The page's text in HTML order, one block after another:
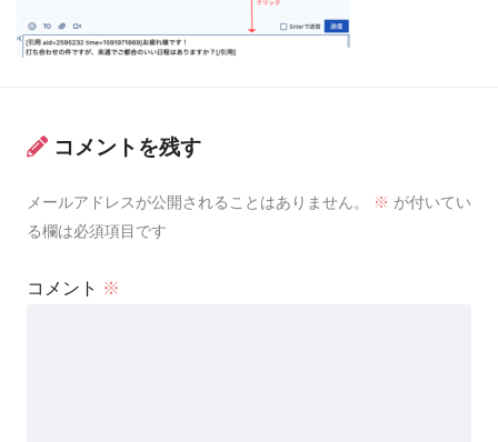
コメントを残す
メールアドレスが公開されることはありません。 ※ が付いてい
る欄は必須項目です
コメント ※